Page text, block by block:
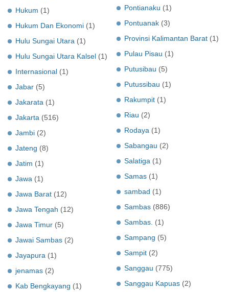
Hukum (1)
Hukum Dan Ekonomi (1)
Hulu Sungai Utara (1)
Hulu Sungai Utara Kalsel (1)
Internasional (1)
Jabar (5)
Jakarata (1)
Jakarta (516)
Jambi (2)
Jateng (8)
Jatim (1)
Jawa (1)
Jawa Barat (12)
Jawa Tengah (12)
Jawa Timur (5)
Jawai Sambas (2)
Jayapura (1)
jenamas (2)
Kab Bengkayang (1)
Pontianaku (1)
Pontuanak (3)
Provinsi Kalimantan Barat (1)
Pulau Pisau (1)
Putusibau (5)
Putussibau (1)
Rakumpit (1)
Riau (2)
Rodaya (1)
Sabangau (2)
Salatiga (1)
Samas (1)
sambad (1)
Sambas (886)
Sambas. (1)
Sampang (5)
Sampit (2)
Sanggau (775)
Sanggau Kapuas (2)